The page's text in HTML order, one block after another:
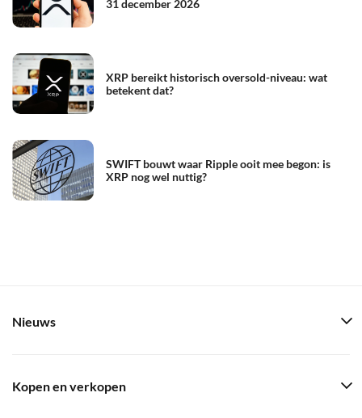
31 december 2026
XRP bereikt historisch oversold-niveau: wat
betekent dat?
SWIFT bouwt waar Ripple ooit mee begon: is
XRP nog wel nuttig?
Nieuws
Kopen en verkopen